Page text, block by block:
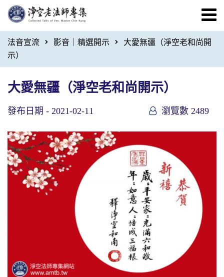
法音宣流 影音｜精選開示
大愛無疆（淨空老和尚開
示）
大愛無疆（淨空老和尚開示）
發布日期 - 2021-02-11 瀏覽數 2489